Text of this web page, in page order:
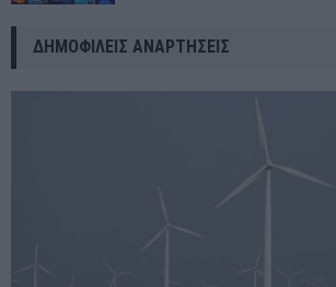
ΔΗΜΟΦΙΛΕΊΣ ΑΝΑΡΤΉΣΕΙΣ